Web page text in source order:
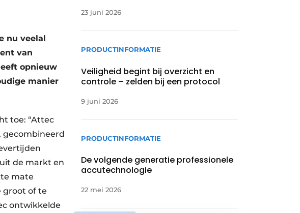
nu veelal
van
opnieuw
manier
toe: “Attec
gecombineerd
de markt en
mate
groot of te
ontwikkelde
23 juni 2026
PRODUCTINFORMATIE
Veiligheid begint bij overzicht en
controle – zelden bij een protocol
9 juni 2026
PRODUCTINFORMATIE
De volgende generatie professionele
accutechnologie
22 mei 2026